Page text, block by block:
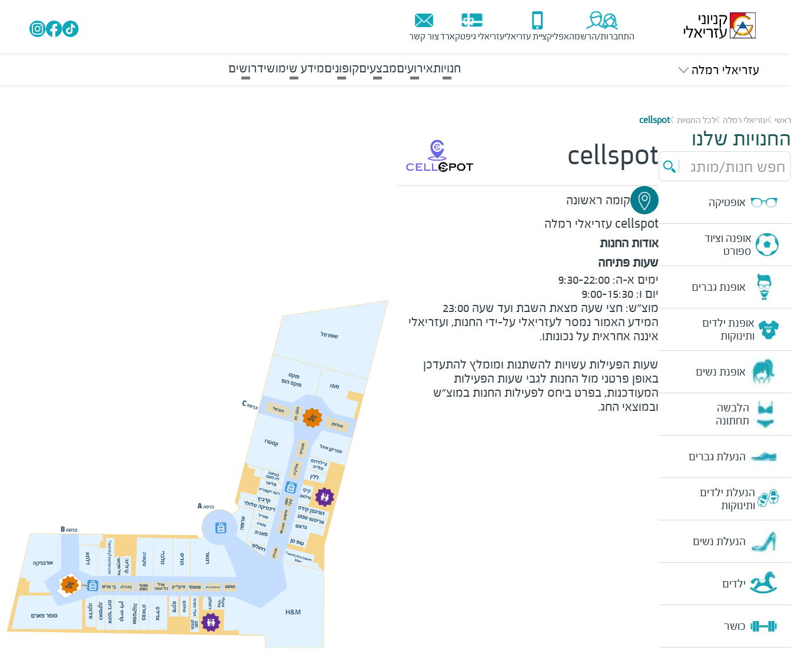
התחברות/הרשמהאפליקציית עזריאליעזריאלי גיפטקארדצור קשר
עזריאלי רמלה חנויותאירועיםמבצעיםקופוניםמידע שימושידרושים
ראשי עזריאלי רמלה לכל החנויות cellspot
החנויות שלנו
חפש חנות/מותג
אופטיקה
אופנה וציוד
ספורט
אופנת גברים
אופנת ילדים
ותינוקות
אופנת נשים
הלבשה
תחתונה
הנעלת גברים
הנעלת ילדים
ותינוקות
הנעלת נשים
ילדים
כושר
cellspot
קומה ראשונה
cellspot עזריאלי רמלה
אודות החנות
שעות פתיחה
מוצ״ש: חצי שעה מצאת השבת ועד שעה 23:00
המידע האמור נמסר לעזריאלי על-ידי החנות, ועזריאלי
שעות הפעילות עשויות להשתנות ומומלץ להתעדכן
באופן פרטני מול החנות לגבי שעות הפעילות
המעודכנות, בפרט ביחס לפעילות החנות במוצ"ש
ובמוצאי החג.